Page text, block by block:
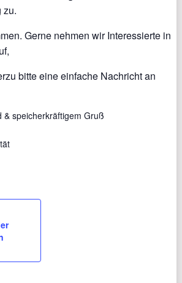
zu.
Gerne nehmen wir Interessierte in
bitte eine einfache Nachricht an
& speicherkräftigem Gruß